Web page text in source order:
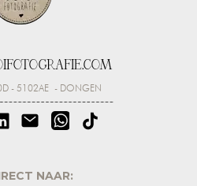
- 5102AE - DONGEN
NAAR: